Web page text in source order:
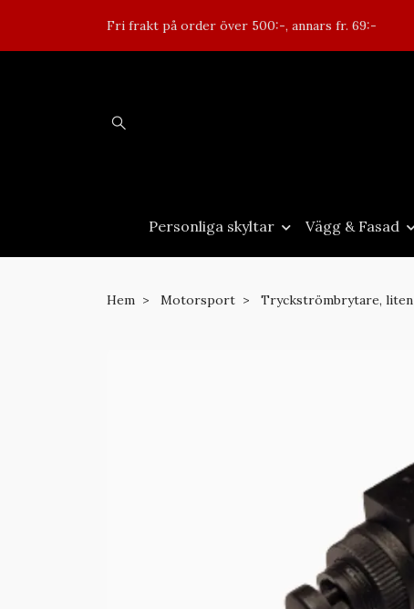
Fri frakt på order över 500:-, annars fr. 69:-
Personliga skyltar Vägg & Fasad
Hem Motorsport Tryckströmbrytare, liten